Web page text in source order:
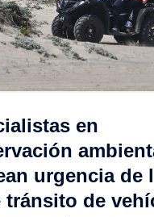
en
urgencia de
tránsito de